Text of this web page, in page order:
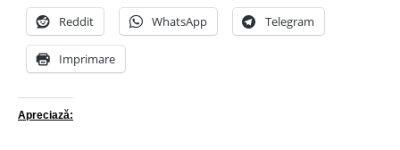
Reddit WhatsApp Telegram
Imprimare
Apreciază: